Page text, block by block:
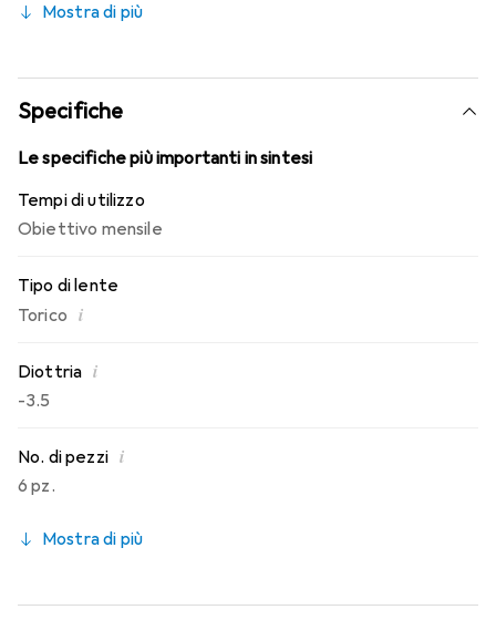
la nota tecnologia SmartShield, offrendo le migliori
assenza di fastidi per tutto il giorno con le lenti mensili.
Mostra di più
Specifiche
Le specifiche più importanti in sintesi
Tempi di utilizzo
Obiettivo mensile
Tipo di lente
Torico i
Diottria i
-3.5
No. di pezzi i
6 pz.
Mostra di più